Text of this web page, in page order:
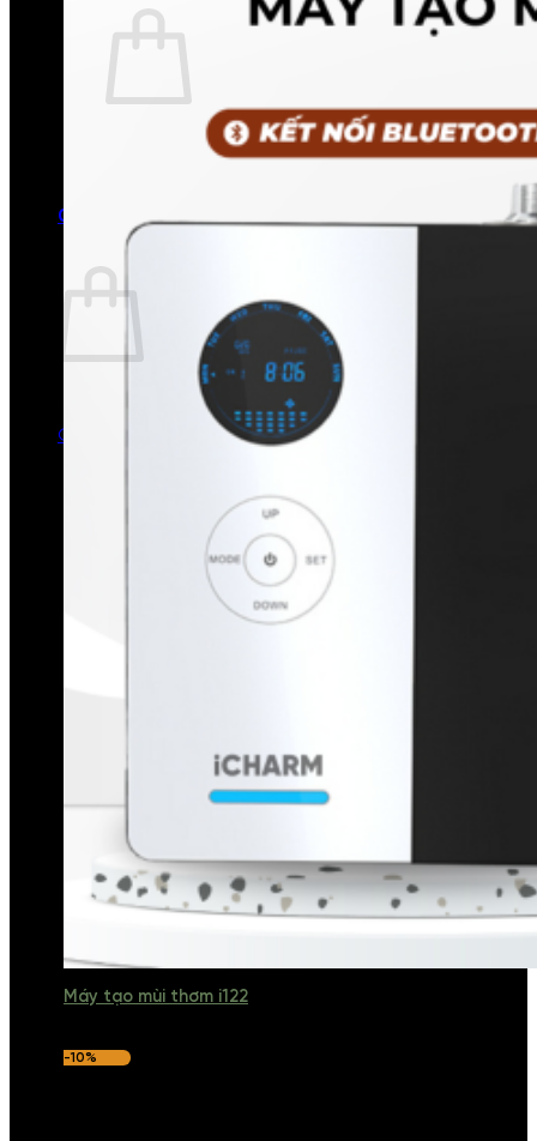
Chưa có sản phẩm trong giỏ hàng.
Quay trở lại cửa hàng
0
Chưa có sản phẩm trong giỏ hàng.
Quay trở lại cửa hàng
Máy tạo mùi thơm i122
-10%